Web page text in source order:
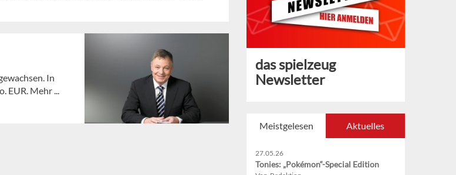
In
EUR. Mehr ...
das spielzeug
Newsletter
Meistgelesen Aktuelles
27.05.26
Tonies: „Pokémon“-Special Edition